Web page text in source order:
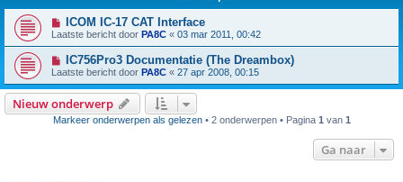
ICOM IC-17 CAT Interface
Laatste bericht door PA8C « 03 mar 2011, 00:42
IC756Pro3 Documentatie (The Dreambox)
Laatste bericht door PA8C « 27 apr 2008, 00:15
Nieuw onderwerp
Markeer onderwerpen als gelezen• 2 onderwerpen • Pagina 1 van 1
Ga naar